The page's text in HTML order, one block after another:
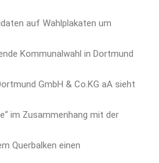
auf Wahlplakaten um
Kommunalwahl in Dortmund
GmbH & Co.KG aA sieht
im Zusammenhang mit der
Querbalken einen